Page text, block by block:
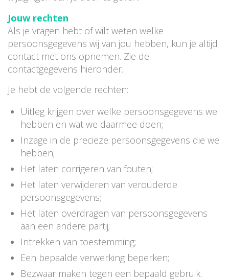
Jouw rechten
Als je vragen hebt of wilt weten welke
persoonsgegevens wij van jou hebben, kun je altijd
contact met ons opnemen. Zie de
contactgegevens hieronder.
Je hebt de volgende rechten:
Uitleg krijgen over welke persoonsgegevens we
hebben en wat we daarmee doen;
Inzage in de precieze persoonsgegevens die we
hebben;
Het laten corrigeren van fouten;
Het laten verwijderen van verouderde
persoonsgegevens;
Het laten overdragen van persoonsgegevens
aan een andere partij;
Intrekken van toestemming;
Een bepaalde verwerking beperken;
Bezwaar maken tegen een bepaald gebruik.